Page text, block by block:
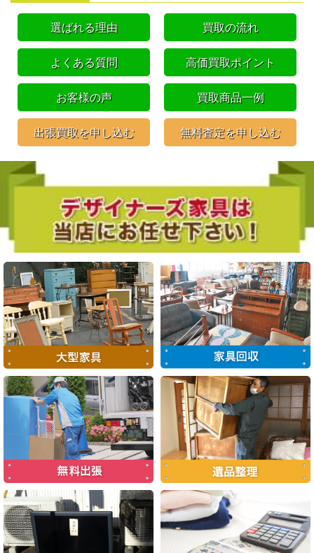
選ばれる理由 買取の流れ
よくある質問 高価買取ポイント
お客様の声 買取商品一例
出張買取を申し込む 無料査定を申し込む